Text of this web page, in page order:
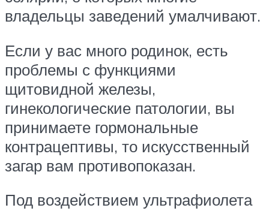
владельцы заведений умалчивают.
Если у вас много родинок, есть
проблемы с функциями
щитовидной железы,
гинекологические патологии, вы
принимаете гормональные
контрацептивы, то искусственный
загар вам противопоказан.
Под воздействием ультрафиолета